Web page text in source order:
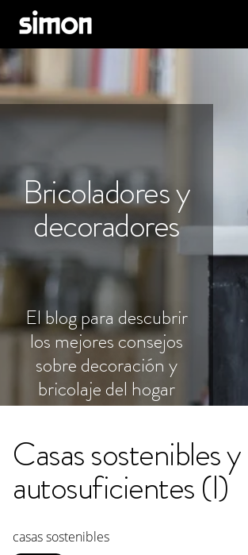
Bricoladores y
decoradores
El blog para descubrir
los mejores consejos
sobre decoración y
bricolaje del hogar
Casas sostenibles y
autosuficientes (I)
casas sostenibles